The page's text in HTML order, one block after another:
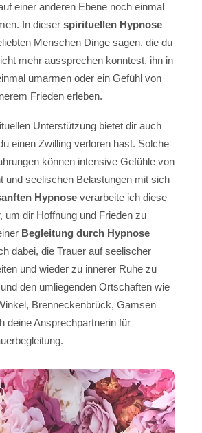
einer anderen Ebene noch einmal
In dieser spirituellen Hypnose
Menschen Dinge sagen, die du
mehr aussprechen konntest, ihn in
umarmen oder ein Gefühl von
Frieden erleben.
Unterstützung bietet dir auch
einen Zwilling verloren hast. Solche
können intensive Gefühle von
und seelischen Belastungen mit sich
Hypnose verarbeite ich diese
um dir Hoffnung und Frieden zu
Begleitung durch Hypnose
dabei, die Trauer auf seelischer
und wieder zu innerer Ruhe zu
den umliegenden Ortschaften wie
Brenneckenbrück, Gamsen
deine Ansprechpartnerin für